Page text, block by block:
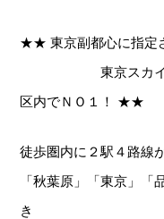
★★ 東京副都心に指定
東京スカイツリ
区内でＮＯ１！ ★★
徒歩圏内に２駅４路線
「秋葉原」「東京」
き